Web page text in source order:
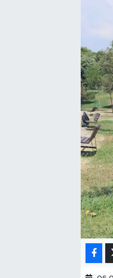
Gayrimenkul